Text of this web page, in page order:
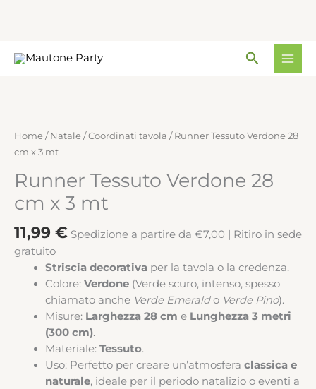
Cerca
Home/Natale/Coordinati tavola / Runner Tessuto Verdone 28
cm x 3 mt
Runner Tessuto Verdone 28
cm x 3 mt
11,99 € Spedizione a partire da €7,00 | Ritiro in sede
gratuito
Striscia decorativaper la tavola o la credenza.
Colore: Verdone(Verde scuro, intenso, spesso
chiamato anche Verde Emeraldo Verde Pino).
Misure: Larghezza 28 cm e Lunghezza 3 metri
(300 cm).
Materiale: Tessuto.
Uso: Perfetto per creare un’atmosfera classica e
naturale, ideale per il periodo natalizio o eventi a
Verdone
x
mt
quantità
mt